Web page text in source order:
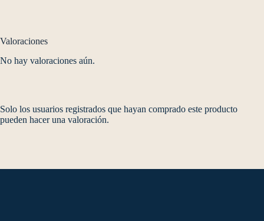
Valoraciones
No hay valoraciones aún.
Solo los usuarios registrados que hayan comprado este producto
pueden hacer una valoración.